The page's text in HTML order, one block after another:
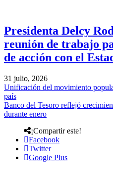
Presidenta Delcy
reunión de trabajo
de acción con el
31 julio, 2026
Unificación del movimiento
país
Banco del Tesoro reflejó
durante enero
¡Compartir este!
Facebook
Twitter
Google Plus